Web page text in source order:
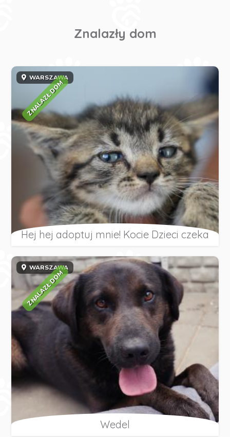
Znalazły dom
WARSZAWA
ZNALAZŁ DOM
Hej hej adoptuj mnie! Kocie Dzieci czeka
WARSZAWA
ZNALAZŁ DOM
Wedel